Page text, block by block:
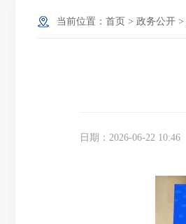
当前位置： 首页 > 政务公开 >
日期：2026-06-22 10:46